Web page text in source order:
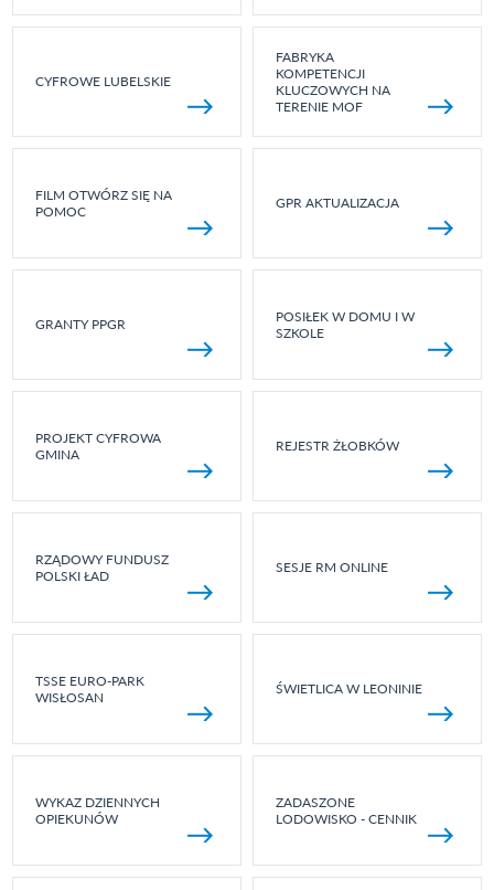
CYFROWE LUBELSKIE
FABRYKA
KOMPETENCJI
KLUCZOWYCH NA
TERENIE MOF
FILM OTWÓRZ SIĘ NA
POMOC
GPR AKTUALIZACJA
GRANTY PPGR
POSIŁEK W DOMU I W
SZKOLE
PROJEKT CYFROWA
GMINA
REJESTR ŻŁOBKÓW
RZĄDOWY FUNDUSZ
POLSKI ŁAD
SESJE RM ONLINE
TSSE EURO-PARK
WISŁOSAN
ŚWIETLICA W LEONINIE
WYKAZ DZIENNYCH
OPIEKUNÓW
ZADASZONE
LODOWISKO - CENNIK